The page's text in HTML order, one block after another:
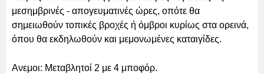
μεσημβρινές - απογευματινές ώρες, οπότε θα
σημειωθούν τοπικές βροχές ή όμβροι κυρίως στα ορεινά,
όπου θα εκδηλωθούν και μεμονωμένες καταιγίδες.
Ανεμοι: Μεταβλητοί 2 με 4 μποφόρ.